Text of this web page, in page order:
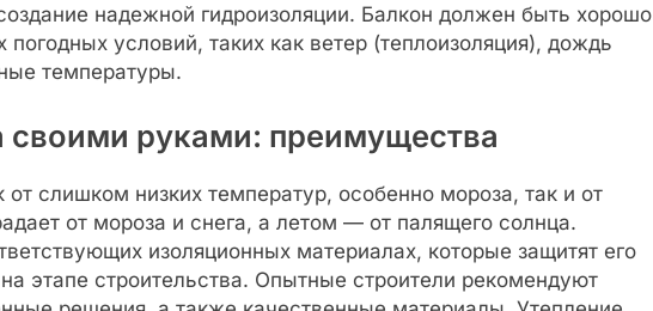
надежной гидроизоляции. Балкон должен быть хорошо
условий, таких как ветер (теплоизоляция), дождь
температуры.
своими руками: преимущества
слишком низких температур, особенно мороза, так и от
от мороза и снега, а летом — от палящего солнца.
изоляционных материалах, которые защитят его
этапе строительства. Опытные строители рекомендуют